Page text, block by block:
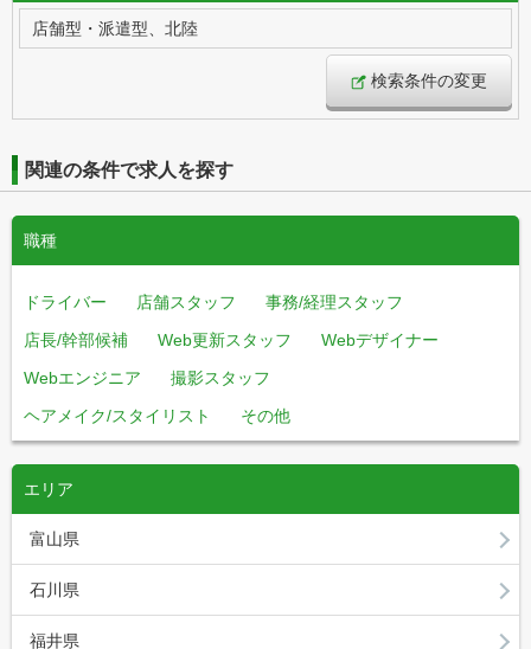
店舗型・派遣型、北陸
検索条件の変更
関連の条件で求人を探す
職種
ドライバー 店舗スタッフ
事務/経理スタッフ
店長/幹部候補
Web更新スタッフ
Webデザイナー
Webエンジニア
撮影スタッフ
ヘアメイク/スタイリスト
その他
エリア
富山県
石川県
福井県